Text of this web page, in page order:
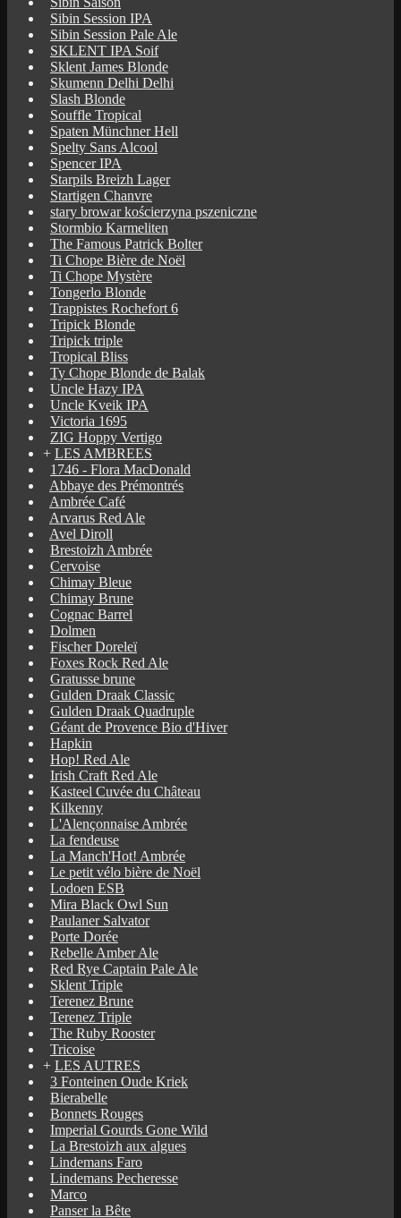
Sibin Session IPA
Sibin Session Pale Ale
SKLENT IPA Soif
Sklent James Blonde
Skumenn Delhi Delhi
Slash Blonde
Souffle Tropical
Spaten Münchner Hell
Spelty Sans Alcool
Spencer IPA
Starpils Breizh Lager
Startigen Chanvre
stary browar kościerzyna pszeniczne
Stormbio Karmeliten
The Famous Patrick Bolter
Ti Chope Bière de Noël
Ti Chope Mystère
Tongerlo Blonde
Trappistes Rochefort 6
Tripick Blonde
Tripick triple
Tropical Bliss
Ty Chope Blonde de Balak
Uncle Hazy IPA
Uncle Kveik IPA
Victoria 1695
ZIG Hoppy Vertigo
+ LES AMBREES
1746 - Flora MacDonald
Abbaye des Prémontrés
Ambrée Café
Arvarus Red Ale
Avel Diroll
Brestoizh Ambrée
Cervoise
Chimay Bleue
Chimay Brune
Cognac Barrel
Dolmen
Fischer Doreleï
Foxes Rock Red Ale
Gratusse brune
Gulden Draak Classic
Gulden Draak Quadruple
Géant de Provence Bio d'Hiver
Hapkin
Hop! Red Ale
Irish Craft Red Ale
Kasteel Cuvée du Château
Kilkenny
L'Alençonnaise Ambrée
La fendeuse
La Manch'Hot! Ambrée
Le petit vélo bière de Noël
Lodoen ESB
Mira Black Owl Sun
Paulaner Salvator
Porte Dorée
Rebelle Amber Ale
Red Rye Captain Pale Ale
Sklent Triple
Terenez Brune
Terenez Triple
The Ruby Rooster
Tricoise
+ LES AUTRES
3 Fonteinen Oude Kriek
Bierabelle
Bonnets Rouges
Imperial Gourds Gone Wild
La Brestoizh aux algues
Lindemans Faro
Lindemans Pecheresse
Marco
Panser la Bête